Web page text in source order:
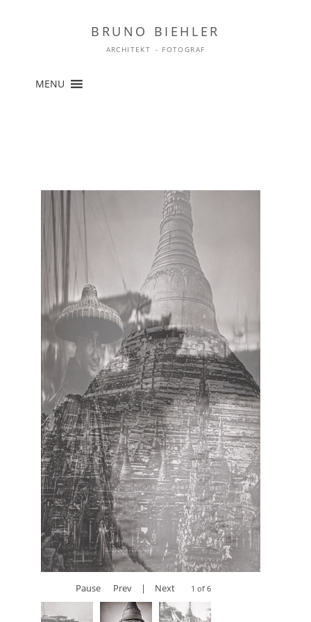
BRUNO BIEHLER
ARCHITEKT - FOTOGRAF
Zum
MENU
Pause Prev Next 1 of 6